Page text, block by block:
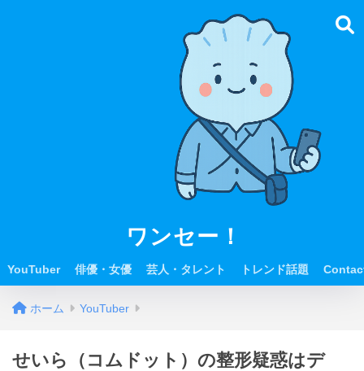
ワンセー！
YouTuber 俳優・女優 芸人・タレント トレンド話題
ホーム YouTuber
せいら（コムドット）の整形疑惑はデ